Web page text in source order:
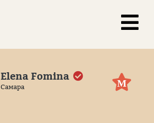
Elena Fomina
Самара М